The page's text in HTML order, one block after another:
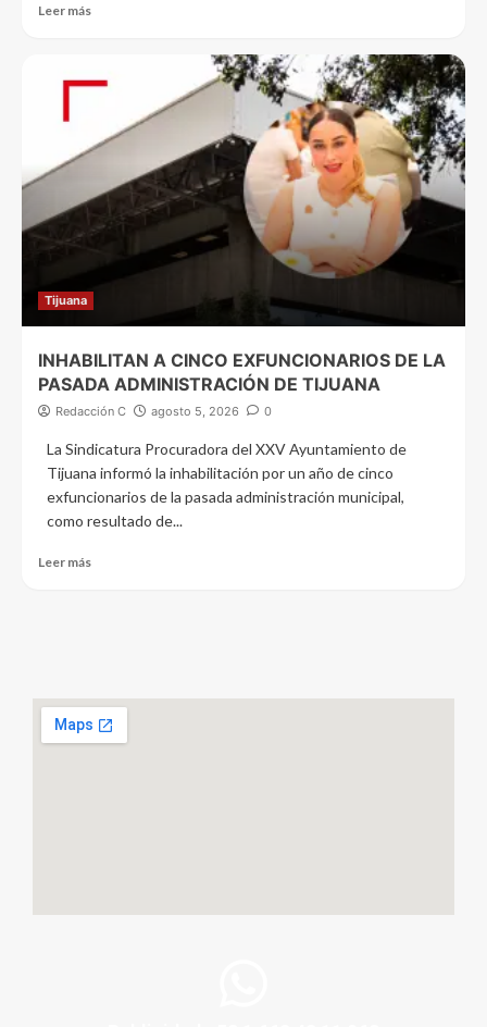
Leer más
Tijuana
INHABILITAN A CINCO EXFUNCIONARIOS DE LA
PASADA ADMINISTRACIÓN DE TIJUANA
Redacción C agosto 5, 2026 0
La Sindicatura Procuradora del XXV Ayuntamiento de
Tijuana informó la inhabilitación por un año de cinco
exfuncionarios de la pasada administración municipal,
como resultado de...
Leer más